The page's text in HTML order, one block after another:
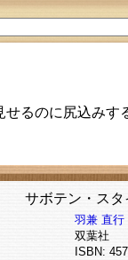
るのに尻込み
サボテン・ス
羽兼 直行
双葉社
ISBN: